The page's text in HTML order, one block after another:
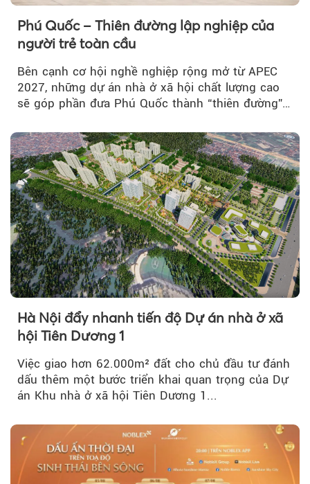
Phú Quốc – Thiên đường lập nghiệp của
người trẻ toàn cầu
Bên cạnh cơ hội nghề nghiệp rộng mở từ APEC
2027, những dự án nhà ở xã hội chất lượng cao
sẽ góp phần đưa Phú Quốc thành “thiên đường”
Hà Nội đẩy nhanh tiến độ Dự án nhà ở xã
hội Tiên Dương 1
Việc giao hơn 62.000m² đất cho chủ đầu tư đánh
dấu thêm một bước triển khai quan trọng của Dự
án Khu nhà ở xã hội Tiên Dương 1...